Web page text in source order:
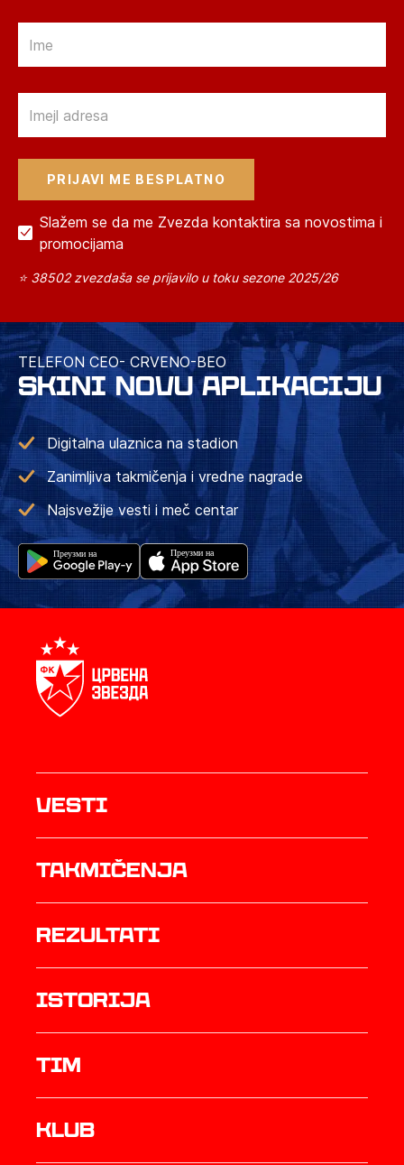
Slažem se da me Zvezda kontaktira sa novostima i
promocijama
⭐ 38502 zvezdaša se prijavilo u toku sezone 2025/26
TELEFON CEO- CRVENO-BEO
SKINI NOVU APLIKACIJU
Digitalna ulaznica na stadion
Zanimljiva takmičenja i vredne nagrade
Najsvežije vesti i meč centar
Vesti
Takmičenja
rezultati
istorija
TIM
Klub